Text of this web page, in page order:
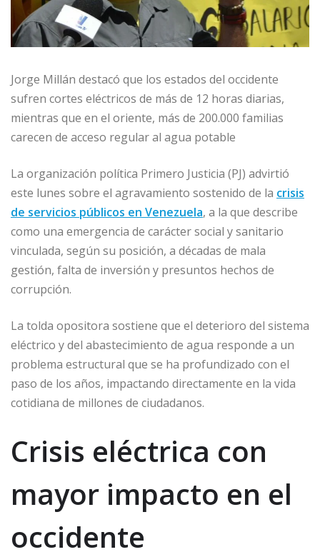
Jorge Millán destacó que los estados del occidente
sufren cortes eléctricos de más de 12 horas diarias,
mientras que en el oriente, más de 200.000 familias
carecen de acceso regular al agua potable
La organización política Primero Justicia (PJ) advirtió
este lunes sobre el agravamiento sostenido de la crisis
de servicios públicos en Venezuela, a la que describe
como una emergencia de carácter social y sanitario
vinculada, según su posición, a décadas de mala
gestión, falta de inversión y presuntos hechos de
corrupción.
La tolda opositora sostiene que el deterioro del sistema
eléctrico y del abastecimiento de agua responde a un
problema estructural que se ha profundizado con el
paso de los años, impactando directamente en la vida
cotidiana de millones de ciudadanos.
Crisis eléctrica con
mayor impacto en el
occidente